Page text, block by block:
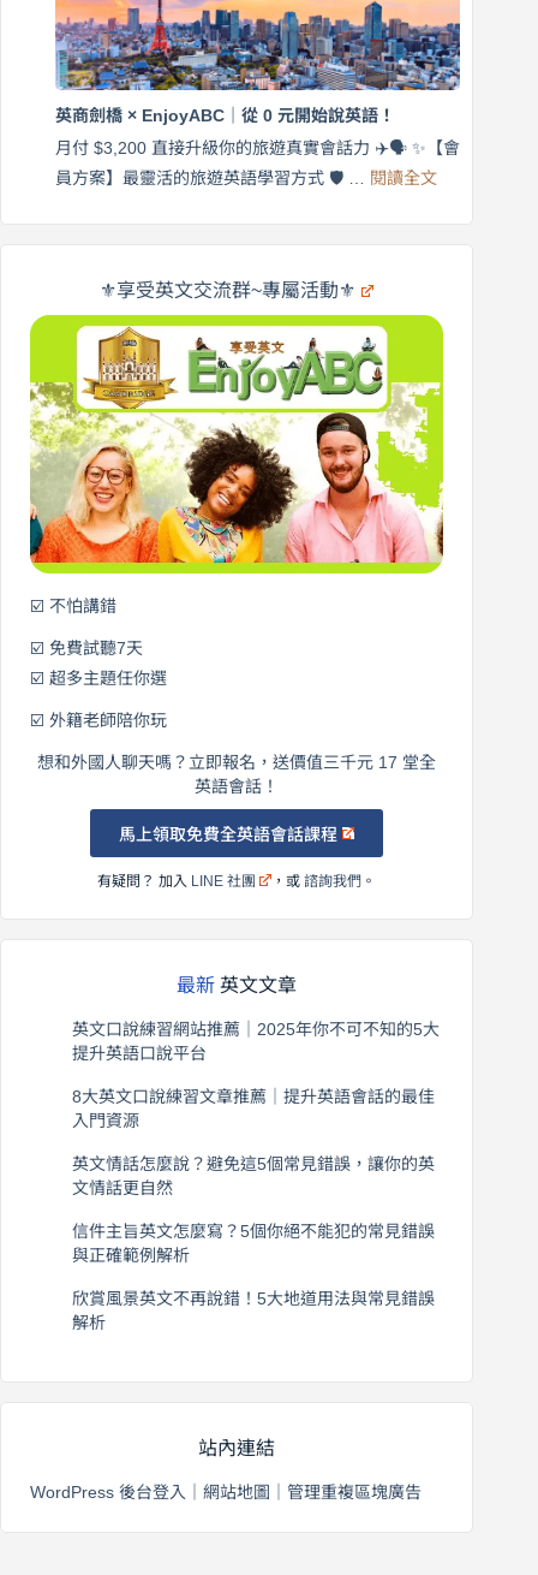
$3,200，
出
國
在
｜
英
商
×
享
口
說
英商劍橋 × EnjoyABC｜從 0 元開始說英語！
月付 $3,200 直接升級你的旅遊真實會話力 ✈️🗣️ ✨【會
員方案】最靈活的旅遊英語學習方式 🛡️ … 閱讀全文:
商
劍
｜
元
英
語！
⚜️享受英文交流群~專屬活動⚜️
☑️ 不怕講錯
☑️ 免費試聽7天
☑️ 超多主題任你選
☑️ 外籍老師陪你玩
想和外國人聊天嗎？立即報名，送價值三千元 17 堂全
英語會話！
馬上領取免費全英語會話課程
有疑問？ 加入 LINE 社團 ，或諮詢我們 。
最新 英文文章
英文口說練習網站推薦｜2025年你不可不知的5大
提升英語口說平台
8大英文口說練習文章推薦｜提升英語會話的最佳
入門資源
英文情話怎麼說？避免這5個常見錯誤，讓你的英
文情話更自然
信件主旨英文怎麼寫？5個你絕不能犯的常見錯誤
與正確範例解析
欣賞風景英文不再說錯！5大地道用法與常見錯誤
解析
站內連結
WordPress 後台登入 網站地圖 管理重複區塊廣告